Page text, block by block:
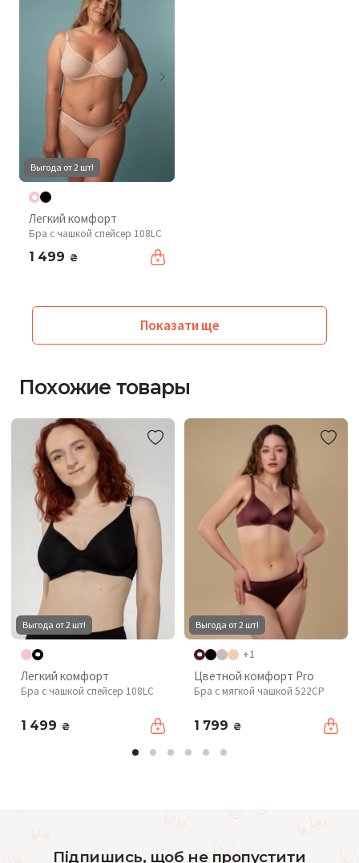
Выгода от 2 шт!
Легкий комфорт
Бра с чашкой спейсер 108LC
1 499 ₴
Показати ще
Похожие товары
Выгода от 2 шт!
Легкий комфорт
Бра с чашкой спейсер 108LC
1 499 ₴
Выгода от 2 шт!
+1
Цветной комфорт Pro
Бра с мягкой чашкой 522CP
1 799 ₴
Підпишись, щоб не пропустити